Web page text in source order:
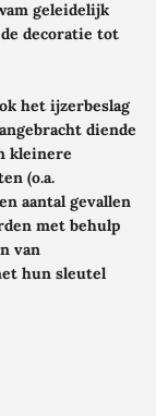
geleidelijk
decoratie tot
het ijzerbeslag
diende
kleinere
(o.a.
aantal gevallen
met behulp
van
hun sleutel